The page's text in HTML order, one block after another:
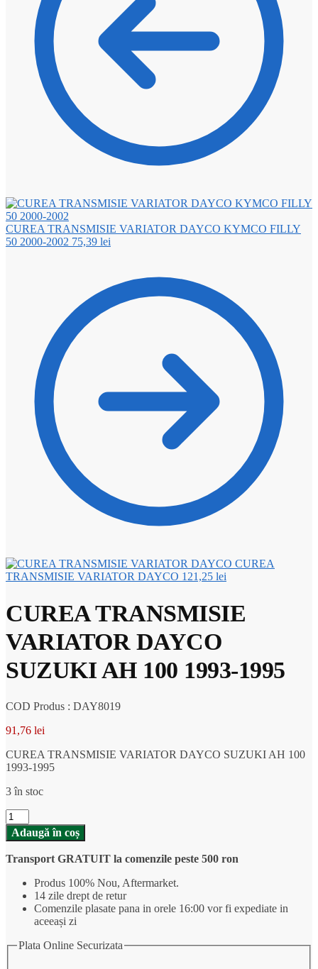
CUREA TRANSMISIE VARIATOR DAYCO KYMCO FILLY
50 2000-2002 75,39 lei
CUREA
TRANSMISIE VARIATOR DAYCO 121,25 lei
CUREA TRANSMISIE
VARIATOR DAYCO
SUZUKI AH 100 1993-1995
COD Produs : DAY8019
91,76 lei
CUREA TRANSMISIE VARIATOR DAYCO SUZUKI AH 100
1993-1995
3 în stoc
Cantitate
CUREA
TRANSMISIE
VARIATOR
DAYCO
SUZUKI
Adaugă în coș
Transport GRATUIT la comenzile peste 500 ron
Produs 100% Nou, Aftermarket.
14 zile drept de retur
Comenzile plasate pana in orele 16:00 vor fi expediate in
aceeași zi
Plata Online Securizata